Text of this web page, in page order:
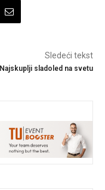
Sledeći tekst
Najskuplji sladoled na svetu